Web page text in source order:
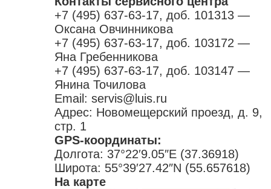
+7 (495) 637-63-17, доб. 101313 —
Оксана Овчинникова
+7 (495) 637-63-17, доб. 103172 —
Яна Гребенникова
+7 (495) 637-63-17, доб. 103147 —
Янина Точилова
Email: servis@luis.ru
Адрес: Новомещерский проезд, д. 9,
стр. 1
GPS-координаты:
Долгота: 37°22′9.05″E (37.36918)
Широта: 55°39′27.42″N (55.657618)
На карте